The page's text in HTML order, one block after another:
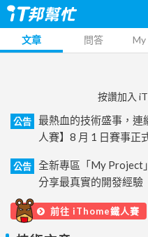
文章 問答 My
按讚加入
公告
最熱血的技術盛事，連
人賽】8 月 1 日賽事正
公告
全新專區「My Project
分享最真實的開發經驗
前往 iThome鐵人賽